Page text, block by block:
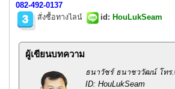
082-492-0137
สั่งซื้อทางไลน์
id : HouLukSeam
ผู้เขียนบทความ
ธนาวัชร์ ธนาชววัฒน์ โทร
ID: HouLukSeam